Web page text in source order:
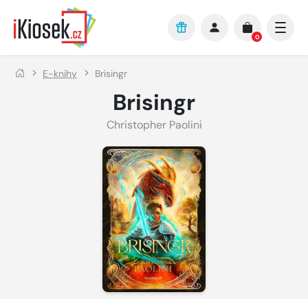
Přejít na hlavní obsah
0
E-knihy Brisingr
Brisingr
Christopher Paolini